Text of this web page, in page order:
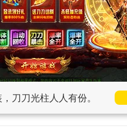
刀刀光柱人人有份。